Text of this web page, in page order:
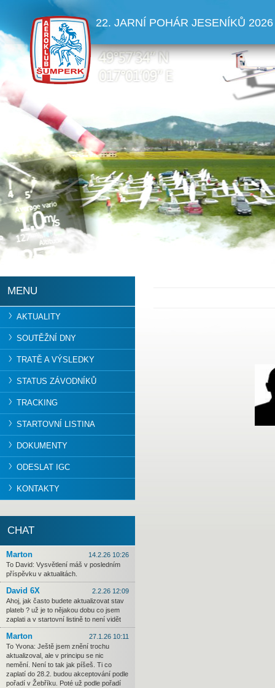
22. JARNÍ POHÁR JESENÍKŮ 2026
MENU
AKTUALITY
SOUTĚŽNÍ DNY
TRATĚ A VÝSLEDKY
STATUS ZÁVODNÍKŮ
TRACKING
STARTOVNÍ LISTINA
DOKUMENTY
ODESLAT IGC
KONTAKTY
CHAT
Marton
14.2.26 10:26
To David: Vysvětlení máš v posledním
příspěvku v aktualitách.
David 6X
2.2.26 12:09
Ahoj, jak často budete aktualizovat stav
plateb ? už je to nějakou dobu co jsem
zaplati a v startovní listině to není vidět
Marton
27.1.26 10:11
To Yvona: Ještě jsem znění trochu
aktualizoval, ale v principu se nic
nemění. Není to tak jak píšeš. Ti co
zaplatí do 28.2. budou akceptování podle
pořadí v Žebříku. Poté už podle pořadí